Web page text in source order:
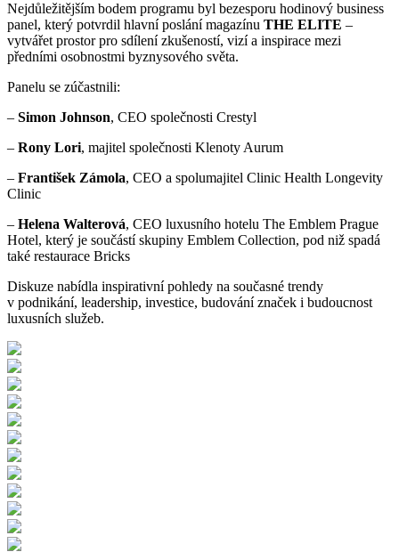
Nejdůležitějším bodem programu byl bezesporu hodinový business
panel, který potvrdil hlavní poslání magazínu THE ELITE –
vytvářet prostor pro sdílení zkušeností, vizí a inspirace mezi
předními osobnostmi byznysového světa.
Panelu se zúčastnili:
– Simon Johnson, CEO společnosti Crestyl
– Rony Lori, majitel společnosti Klenoty Aurum
– František Zámola, CEO a spolumajitel Clinic Health Longevity
Clinic
– Helena Walterová, CEO luxusního hotelu The Emblem Prague
Hotel, který je součástí skupiny Emblem Collection, pod niž spadá
také restaurace Bricks
Diskuze nabídla inspirativní pohledy na současné trendy
v podnikání, leadership, investice, budování značek i budoucnost
luxusních služeb.